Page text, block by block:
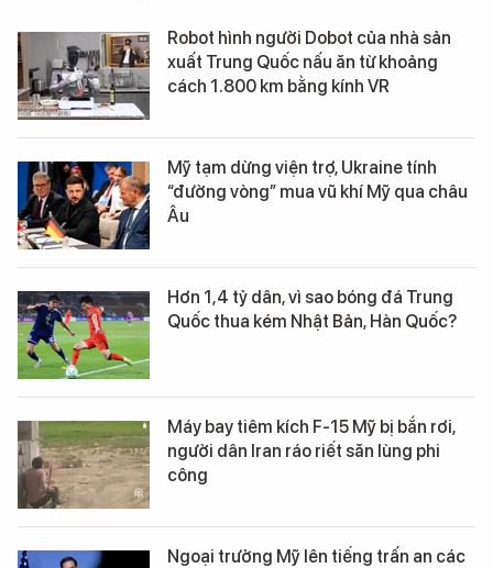
Robot hình người Dobot của nhà sản
xuất Trung Quốc nấu ăn từ khoảng
cách 1.800 km bằng kính VR
Mỹ tạm dừng viện trợ, Ukraine tính
“đường vòng” mua vũ khí Mỹ qua châu
Âu
Hơn 1,4 tỷ dân, vì sao bóng đá Trung
Quốc thua kém Nhật Bản, Hàn Quốc?
Máy bay tiêm kích F-15 Mỹ bị bắn rơi,
người dân Iran ráo riết săn lùng phi
công
Ngoại trưởng Mỹ lên tiếng trấn an các